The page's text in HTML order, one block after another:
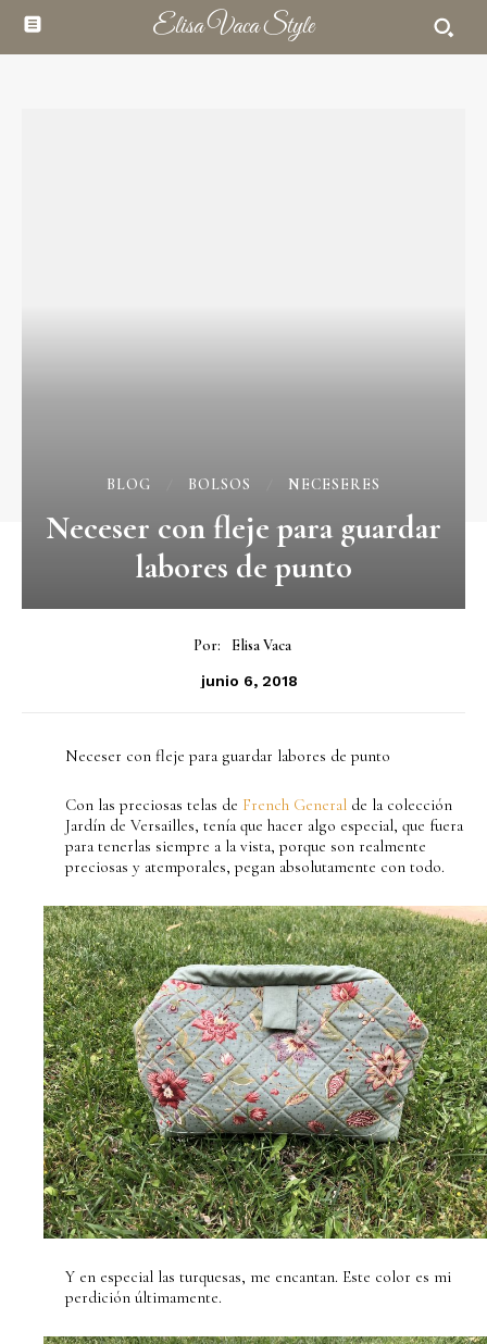
Elisa Vaca Style
BLOG BOLSOS NECESERES
Neceser con fleje para guardar
labores de punto
Por: Elisa Vaca
junio 6, 2018
Neceser con fleje para guardar labores de punto
Con las preciosas telas de French General de la colección
Jardín de Versailles, tenía que hacer algo especial, que fuera
para tenerlas siempre a la vista, porque son realmente
preciosas y atemporales, pegan absolutamente con todo.
Y en especial las turquesas, me encantan. Este color es mi
perdición últimamente.